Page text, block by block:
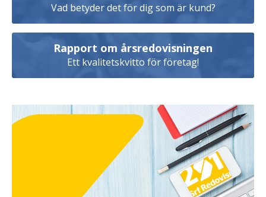
Vad betyder det för dig som är kund?
Rapport om årsredovisningen
Ett kvalitetskvitto för företag!